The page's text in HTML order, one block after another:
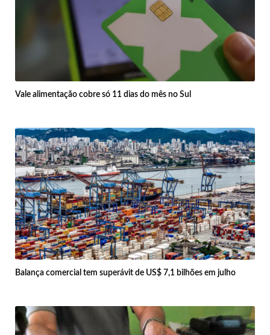
Vale alimentação cobre só 11 dias do mês no Sul
Balança comercial tem superávit de US$ 7,1 bilhões em julho